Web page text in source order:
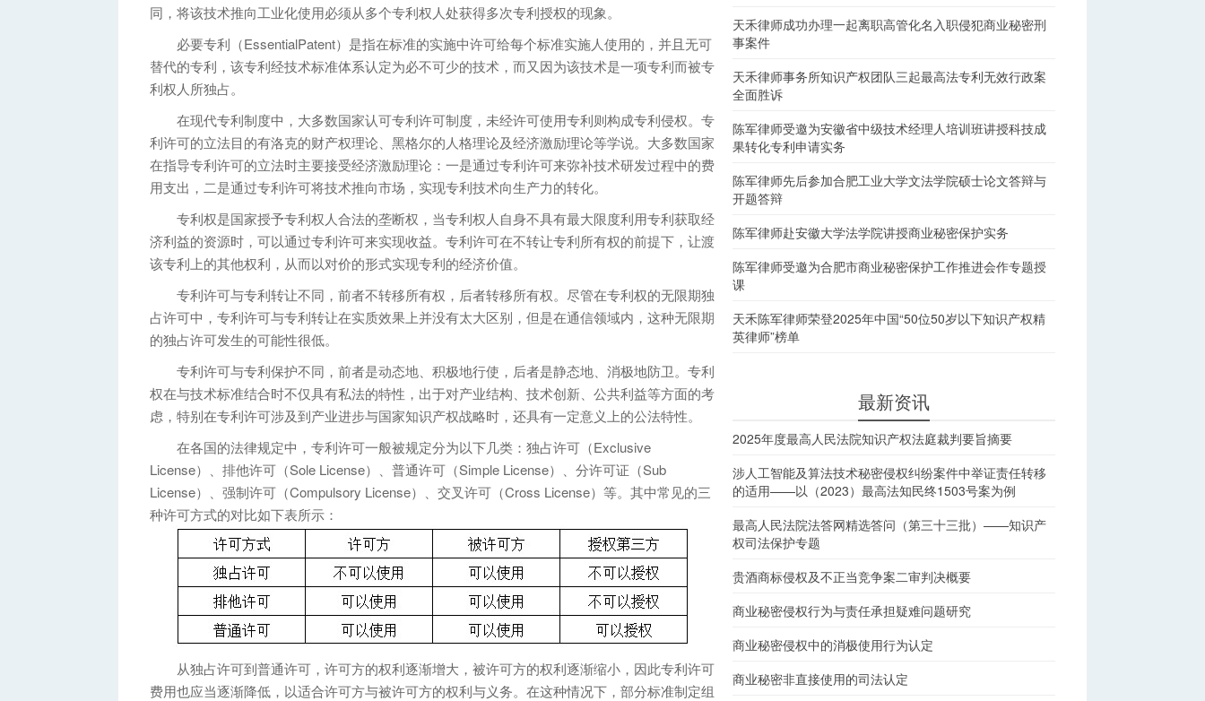
同，将该技术推向工业化使用必须从多个专利权人处获得多次专利授权的现象。
必要专利（EssentialPatent）是指在标准的实施中许可给每个标准实施人使用的，并且无可
替代的专利，该专利经技术标准体系认定为必不可少的技术，而又因为该技术是一项专利而被专
利权人所独占。
在现代专利制度中，大多数国家认可专利许可制度，未经许可使用专利则构成专利侵权。专
利许可的立法目的有洛克的财产权理论、黑格尔的人格理论及经济激励理论等学说。大多数国家
在指导专利许可的立法时主要接受经济激励理论：一是通过专利许可来弥补技术研发过程中的费
用支出，二是通过专利许可将技术推向市场，实现专利技术向生产力的转化。
专利权是国家授予专利权人合法的垄断权，当专利权人自身不具有最大限度利用专利获取经
济利益的资源时，可以通过专利许可来实现收益。专利许可在不转让专利所有权的前提下，让渡
该专利上的其他权利，从而以对价的形式实现专利的经济价值。
专利许可与专利转让不同，前者不转移所有权，后者转移所有权。尽管在专利权的无限期独
占许可中，专利许可与专利转让在实质效果上并没有太大区别，但是在通信领域内，这种无限期
的独占许可发生的可能性很低。
专利许可与专利保护不同，前者是动态地、积极地行使，后者是静态地、消极地防卫。专利
权在与技术标准结合时不仅具有私法的特性，出于对产业结构、技术创新、公共利益等方面的考
虑，特别在专利许可涉及到产业进步与国家知识产权战略时，还具有一定意义上的公法特性。
在各国的法律规定中，专利许可一般被规定分为以下几类：独占许可（Exclusive
License）、排他许可（Sole License）、普通许可（Simple License）、分许可证（Sub
License）、强制许可（Compulsory License）、交叉许可（Cross License）等。其中常见的三
种许可方式的对比如下表所示：
从独占许可到普通许可，许可方的权利逐渐增大，被许可方的权利逐渐缩小，因此专利许可
费用也应当逐渐降低，以适合许可方与被许可方的权利与义务。在这种情况下，部分标准制定组
天禾律师成功办理一起离职高管化名入职侵犯商业秘密刑
事案件
天禾律师事务所知识产权团队三起最高法专利无效行政案
全面胜诉
陈军律师受邀为安徽省中级技术经理人培训班讲授科技成
果转化专利申请实务
陈军律师先后参加合肥工业大学文法学院硕士论文答辩与
开题答辩
陈军律师赴安徽大学法学院讲授商业秘密保护实务
陈军律师受邀为合肥市商业秘密保护工作推进会作专题授
课
天禾陈军律师荣登2025年中国“50位50岁以下知识产权精
英律师”榜单
最新资讯
2025年度最高人民法院知识产权法庭裁判要旨摘要
涉人工智能及算法技术秘密侵权纠纷案件中举证责任转移
的适用——以（2023）最高法知民终1503号案为例
最高人民法院法答网精选答问（第三十三批）——知识产
权司法保护专题
贵酒商标侵权及不正当竞争案二审判决概要
商业秘密侵权行为与责任承担疑难问题研究
商业秘密侵权中的消极使用行为认定
商业秘密非直接使用的司法认定